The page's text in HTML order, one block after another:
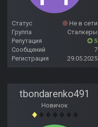
Статус
Не в сети
Группа
Сталкеры
Репутация
5
Сообщений
7
Регистрация
29.05.2025
tbondarenko491
Новичок